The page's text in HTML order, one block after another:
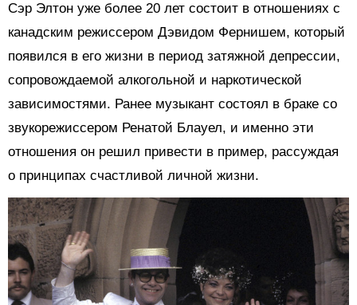
Сэр Элтон уже более 20 лет состоит в отношениях с
канадским режиссером Дэвидом Фернишем, который
появился в его жизни в период затяжной депрессии,
сопровождаемой алкогольной и наркотической
зависимостями. Ранее музыкант состоял в браке со
звукорежиссером Ренатой Блауел, и именно эти
отношения он решил привести в пример, рассуждая
о принципах счастливой личной жизни.